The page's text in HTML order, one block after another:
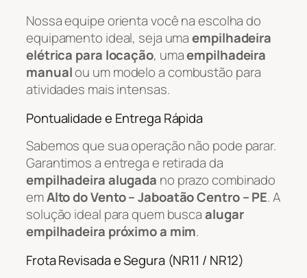
Nossa equipe orienta você na escolha do
equipamento ideal, seja umaempilhadeira
elétrica para locação, umaempilhadeira
manualou um modelo a combustão para
atividades mais intensas.
Pontualidade e Entrega Rápida
Sabemos que sua operação não pode parar.
Garantimos a entrega e retirada da
empilhadeira alugada no prazo combinado
emAlto do Vento – Jaboatão Centro – PE. A
solução ideal para quem buscaalugar
empilhadeira próximo a mim.
Frota Revisada e Segura (NR11 / NR12)